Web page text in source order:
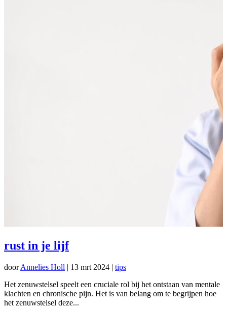
rust in je lijf
doorAnnelies Holl | 13 mrt 2024 | tips
Het zenuwstelsel speelt een cruciale rol bij het ontstaan van mentale
klachten en chronische pijn. Het is van belang om te begrijpen hoe
het zenuwstelsel deze...